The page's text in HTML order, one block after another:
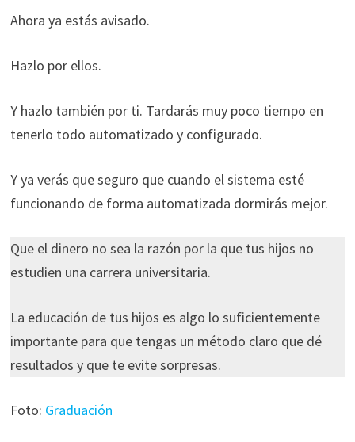
Ahora ya estás avisado.
Hazlo por ellos.
Y hazlo también por ti. Tardarás muy poco tiempo en
tenerlo todo automatizado y configurado.
Y ya verás que seguro que cuando el sistema esté
funcionando de forma automatizada dormirás mejor.
Que el dinero no sea la razón por la que tus hijos no
estudien una carrera universitaria.
La educación de tus hijos es algo lo suficientemente
importante para que tengas un método claro que dé
resultados y que te evite sorpresas.
Foto: Graduación